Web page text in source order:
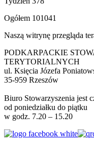
Ogółem 101041
Naszą witrynę przegląda
PODKARPACKIE
TERYTORIALNYCH
ul. Księcia Józefa
35-959 Rzeszów
Biuro Stowarzyszenia jest
od poniedziałku do piątku
w godz. 7.20 – 15.20